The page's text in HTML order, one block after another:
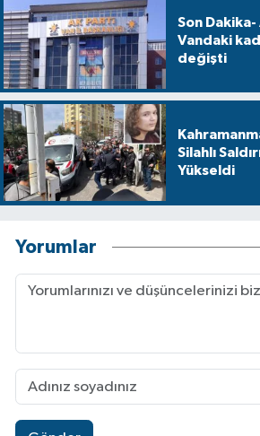
Son Dakika-
Vandaki
değişti
Silahlı
Yükseldi
Yorumlar